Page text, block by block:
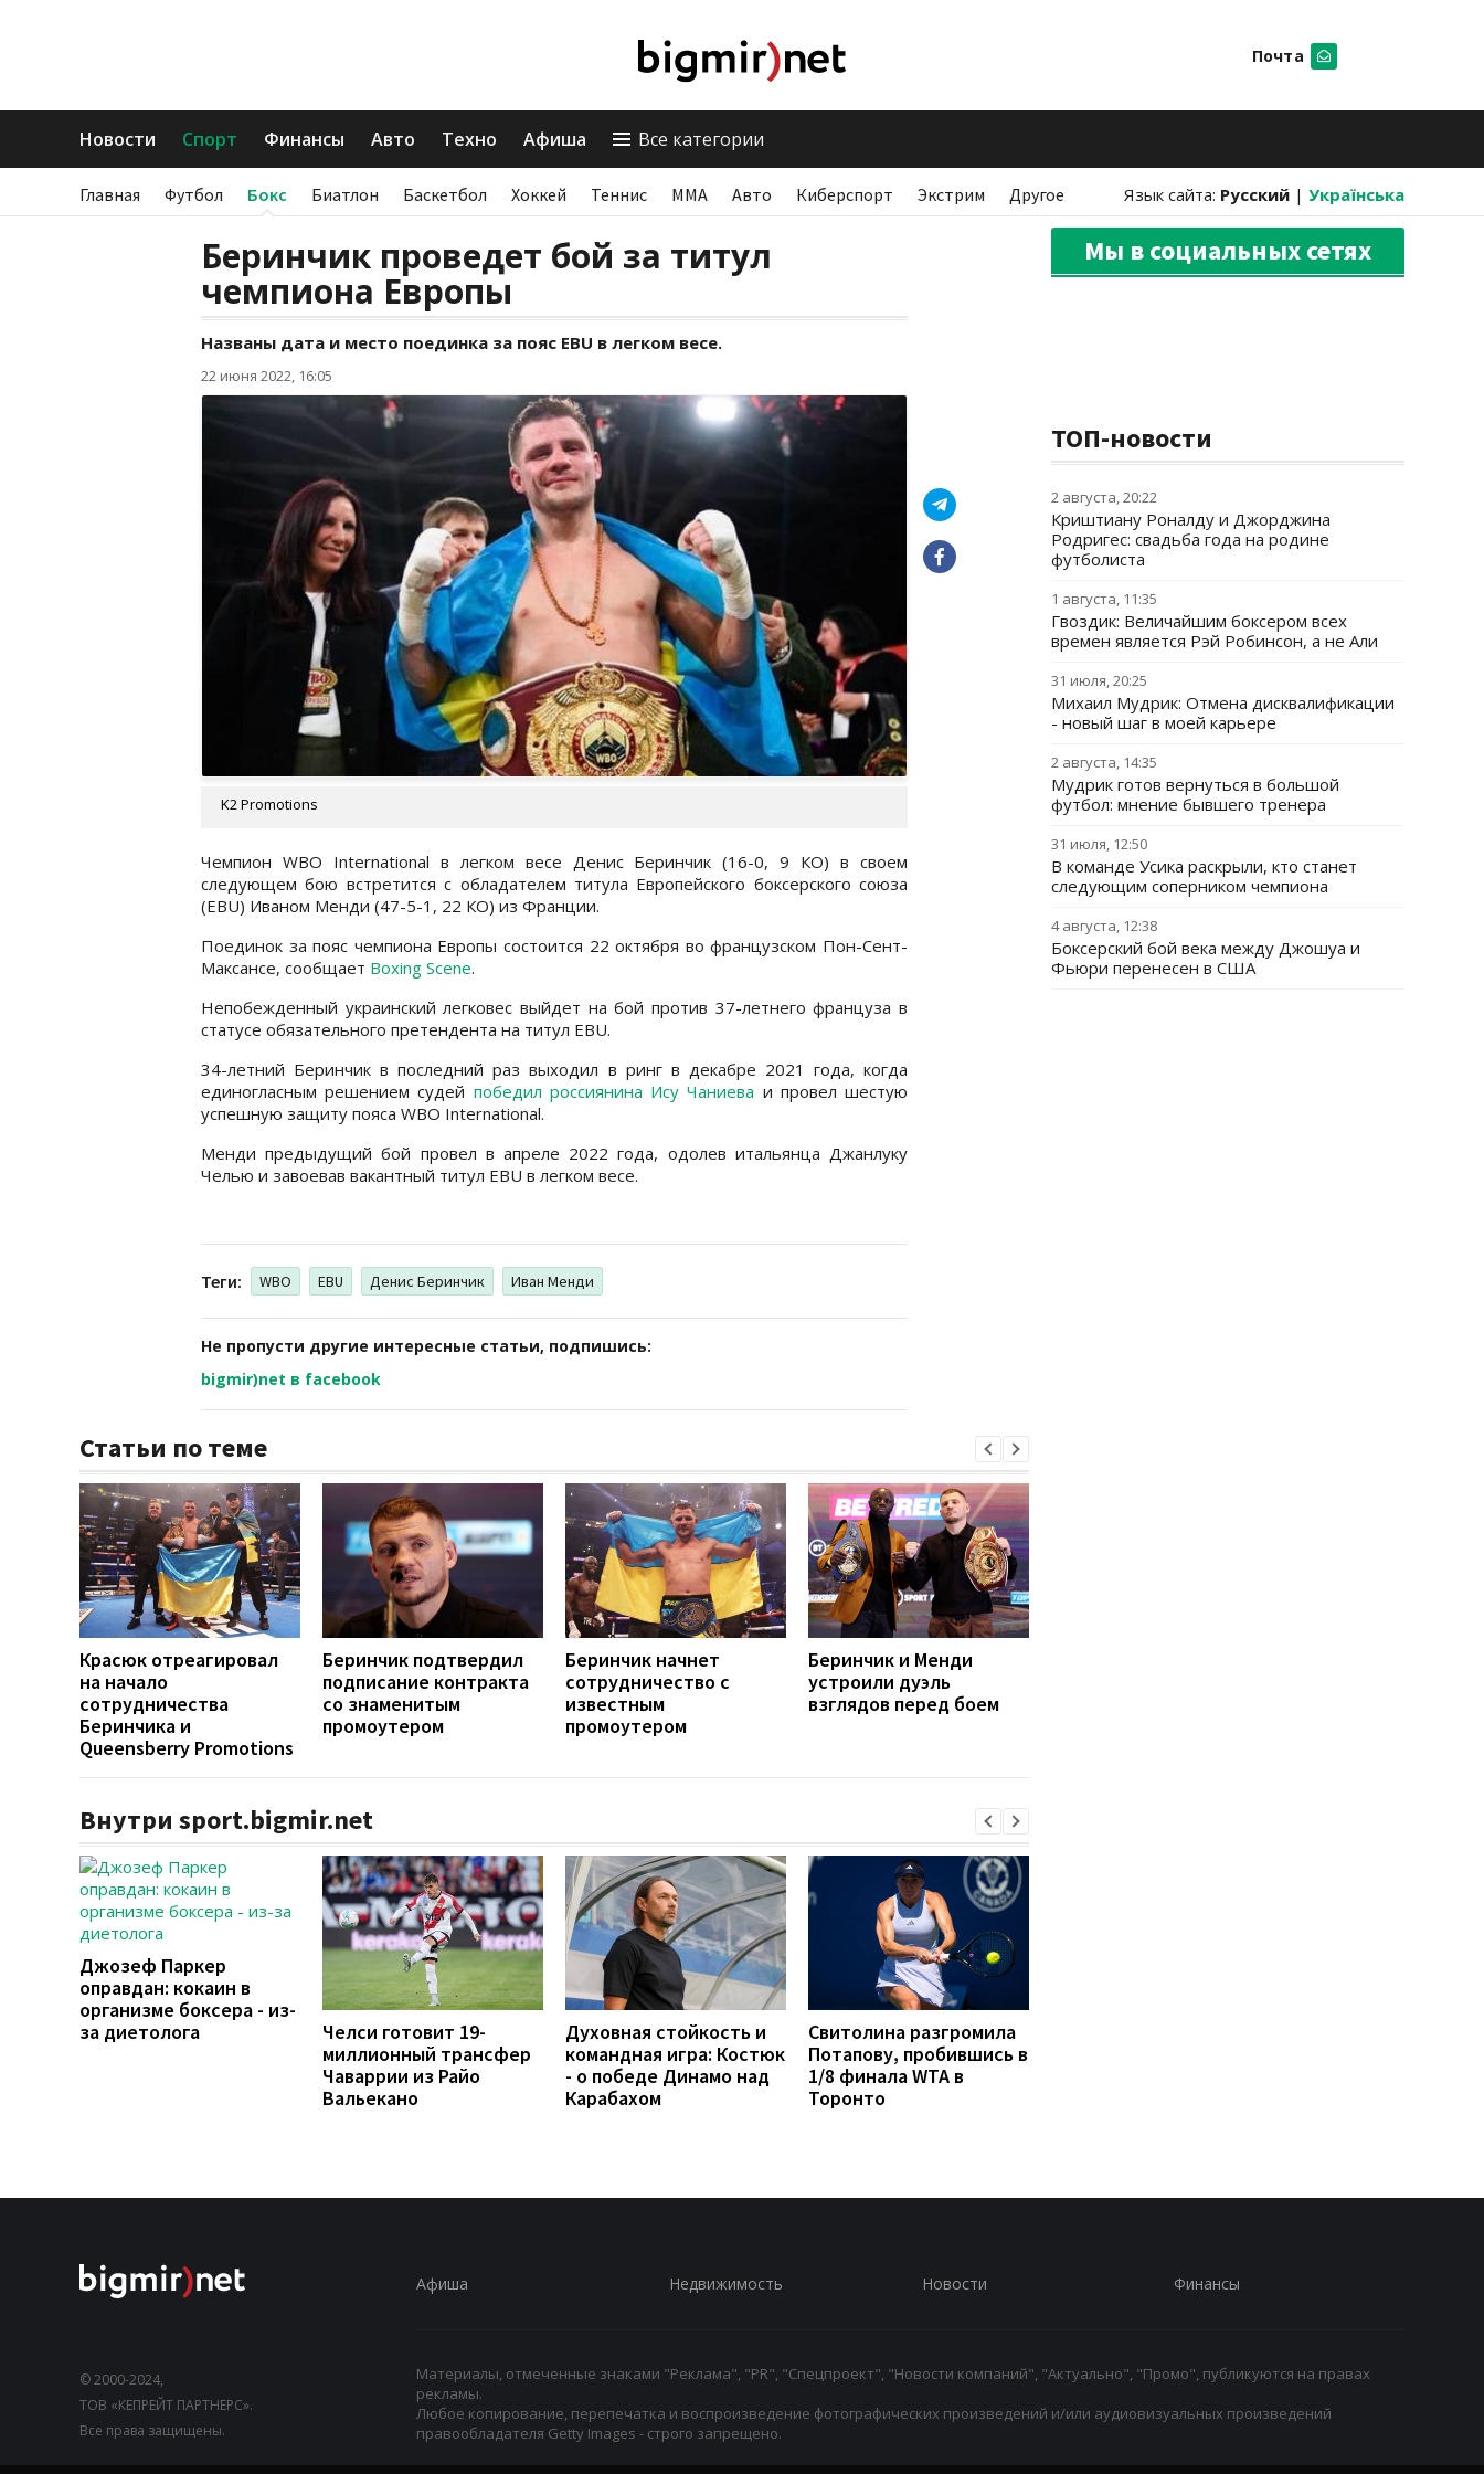
Почта
Новости Спорт Финансы Авто Техно Афиша Все категории
Главная Футбол Бокс Биатлон Баскетбол Хоккей Теннис ММА Авто Киберспорт Экстрим Другое Язык сайта: Русский | Українська
Беринчик проведет бой за титул
чемпиона Европы
Названы дата и место поединка за пояс EBU в легком весе.
22 июня 2022, 16:05
K2 Promotions
Чемпион WBO International в легком весе Денис Беринчик (16-0, 9 КО) в своем
следующем бою встретится с обладателем титула Европейского боксерского союза
(EBU) Иваном Менди (47-5-1, 22 КО) из Франции.
Поединок за пояс чемпиона Европы состоится 22 октября во французском Пон-Сент-
Максансе, сообщает Boxing Scene.
Непобежденный украинский легковес выйдет на бой против 37-летнего француза в
статусе обязательного претендента на титул EBU.
34-летний Беринчик в последний раз выходил в ринг в декабре 2021 года, когда
единогласным решением судей победил россиянина Ису Чаниева и провел шестую
успешную защиту пояса WBO International.
Менди предыдущий бой провел в апреле 2022 года, одолев итальянца Джанлуку
Челью и завоевав вакантный титул EBU в легком весе.
Теги: WBO EBU Денис Беринчик Иван Менди
Не пропусти другие интересные статьи, подпишись:
bigmir)net в facebook
Статьи по теме
Красюк отреагировал
на начало
сотрудничества
Беринчика и
Queensberry Promotions
Беринчик подтвердил
подписание контракта
со знаменитым
промоутером
Беринчик начнет
сотрудничество с
известным
промоутером
Беринчик и Менди
устроили дуэль
взглядов перед боем
Внутри sport.bigmir.net
Джозеф Паркер
оправдан: кокаин в
организме боксера - из-
за диетолога
Челси готовит 19-
миллионный трансфер
Чаваррии из Райо
Вальекано
Духовная стойкость и
командная игра: Костюк
- о победе Динамо над
Карабахом
Свитолина разгромила
Потапову, пробившись в
1/8 финала WTA в
Торонто
Мы в социальных сетях
ТОП-новости
2 августа, 20:22
Криштиану Роналду и Джорджина
Родригес: свадьба года на родине
футболиста
1 августа, 11:35
Гвоздик: Величайшим боксером всех
времен является Рэй Робинсон, а не Али
31 июля, 20:25
Михаил Мудрик: Отмена дисквалификации
- новый шаг в моей карьере
2 августа, 14:35
Мудрик готов вернуться в большой
футбол: мнение бывшего тренера
31 июля, 12:50
В команде Усика раскрыли, кто станет
следующим соперником чемпиона
4 августа, 12:38
Боксерский бой века между Джошуа и
Фьюри перенесен в США
© 2000-2024,
ТОВ «КЕПРЕЙТ ПАРТНЕРС».
Все права защищены.
Афиша Недвижимость Новости Финансы
Материалы, отмеченные знаками "Реклама", "PR", "Спецпроект", "Новости компаний", "Актуально", "Промо", публикуются на правах
рекламы.
Любое копирование, перепечатка и воспроизведение фотографических произведений и/или аудиовизуальных произведений
правообладателя Getty Images - строго запрещено.